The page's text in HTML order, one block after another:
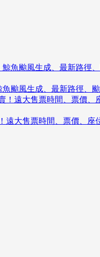
颱風生成、最新路徑、
遠大售票時間、票價、座